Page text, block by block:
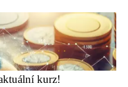
kurz!